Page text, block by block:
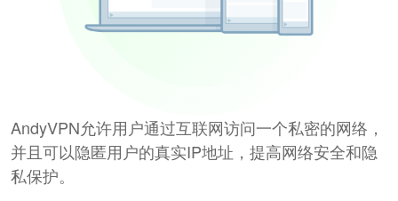
AndyVPN允许用户通过互联网访问一个私密的网络，
并且可以隐匿用户的真实IP地址，提高网络安全和隐
私保护。